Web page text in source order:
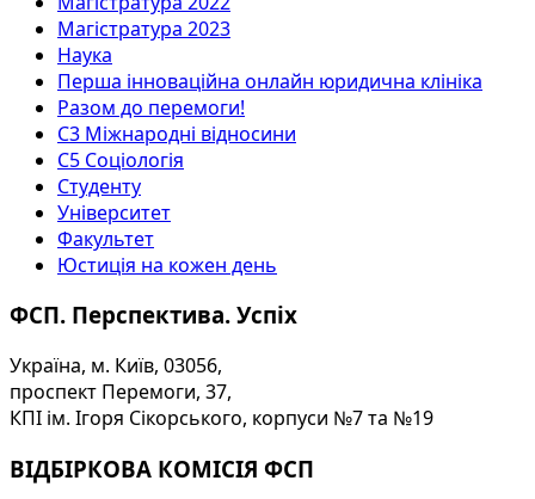
Магістратура 2023
Наука
Перша інноваційна онлайн юридична клініка
Разом до перемоги!
С3 Міжнародні відносини
С5 Соціологія
Студенту
Університет
Факультет
Юстиція на кожен день
ФСП. Перспектива. Успіх
Україна, м. Київ, 03056,
проспект Перемоги, 37,
КПІ ім. Ігоря Сікорського, корпуси №7 та №19
ВІДБІРКОВА КОМІСІЯ ФСП